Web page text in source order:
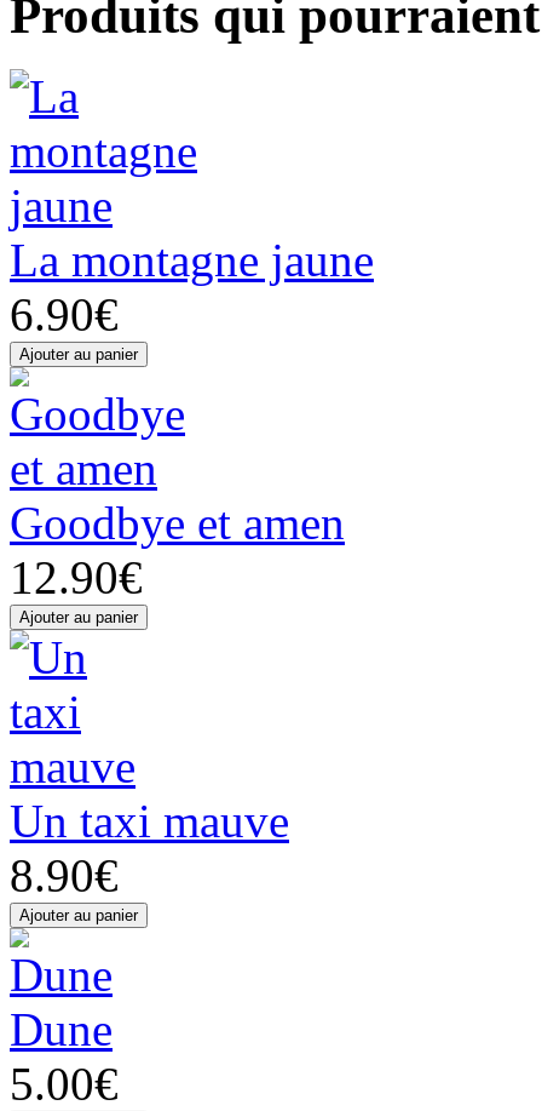
Produits qui
La montagne jaune
6.90€
Goodbye et amen
12.90€
Un taxi mauve
8.90€
Dune
5.00€